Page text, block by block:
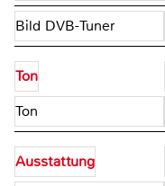
Bild DVB-Tuner
Ton
Ton
Ausstattung